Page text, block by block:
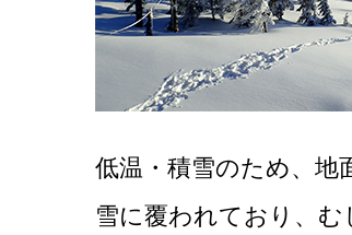
低温・積雪のため、
雪に覆われており、